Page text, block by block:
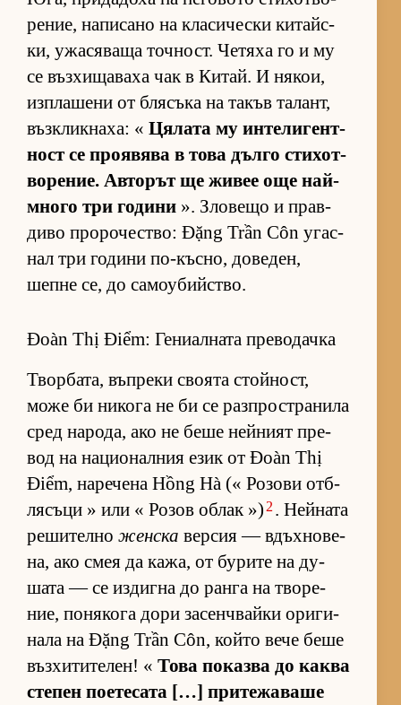
ре­ние, на­пи­сано на кла­си­чески ки­тайс­
ки, ужа­ся­ваща точ­ност. Че­тяха го и му
се въз­хи­ща­ваха чак в Ки­тай. И ня­кои,
из­п­ла­шени от бля­съка на та­къв та­лант,
въз­к­лик­на­ха: « Ця­лата му ин­те­ли­ген­т­
ност се про­я­вява в това дълго сти­хот­
во­ре­ние. Ав­то­рът ще жи­вее още най-
много три го­дини ». Зло­вещо и прав­
диво про­ро­чес­т­во: Đặng Trần Côn угас­
нал три го­дини по-къс­но, до­ве­ден,
шепне се, до са­мо­у­бийс­т­во.
Đoàn Thị Điểm: Гениалната преводачка
Твор­ба­та, въп­реки сво­ята стой­ност,
може би ни­кога не би се раз­п­рос­т­ра­нила
сред на­ро­да, ако не беше ней­ният пре­
вод на на­ци­о­нал­ния език от Đoàn Thị
Điểm, на­ре­чена Hồng Hà (« Ро­зови от­б­
ля­съци » или « Ро­зов об­лак ») 2 . Ней­ната
ре­ши­телно женска вер­сия — вдъх­но­ве­
на, ако смея да ка­жа, от бу­рите на ду­
шата — се из­дигна до ранга на тво­ре­
ние, по­ня­кога дори за­сен­ч­вайки ори­ги­
нала на Đặng Trần Côn, който вече беше
въз­хи­ти­те­лен! « Това по­казва до каква
сте­пен по­е­те­сата […] при­те­жа­ваше